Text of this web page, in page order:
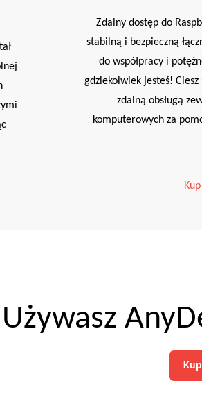
Zdalny dostęp do
stabilną i bezpieczną
do współpracy i
gdziekolwiek jesteś!
zdalną obsługą
komputerowych za
Używasz